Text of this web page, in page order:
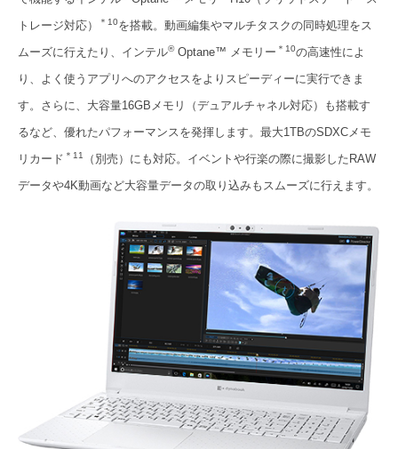
トレージ対応）
＊10を搭載。動画編集やマルチタスクの同時処理をス
ムーズに行えたり、インテル®Optane™ メモリ ー ＊10の高速性によ
り、よく使うアプリへのアクセスをよりスピーディーに実行できま
す。さらに、大容量16GBメモリ（デュアルチャネル対応）も搭載す
るなど、優れたパフォーマンスを発揮します。最大1TBのSDXCメモ
リカー ド ＊11
（別売）にも対応。イベントや行楽の際に撮影したRAW
データや4K動画など大容量データの取り込みもスムーズに行えます。